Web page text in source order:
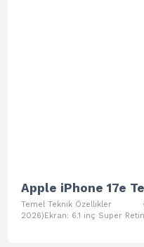
Apple iPhone 17e
Temel Teknik Özellikler
2026)Ekran: 6.1 inç Super